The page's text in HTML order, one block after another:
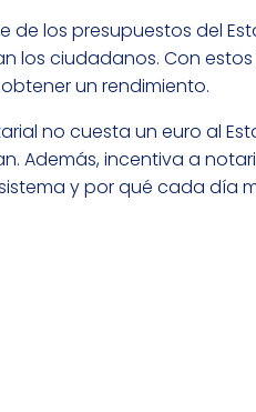
los presupuestos del
los ciudadanos. Con
un rendimiento.
no cuesta un euro al
Además, incentiva a
y por qué cada día